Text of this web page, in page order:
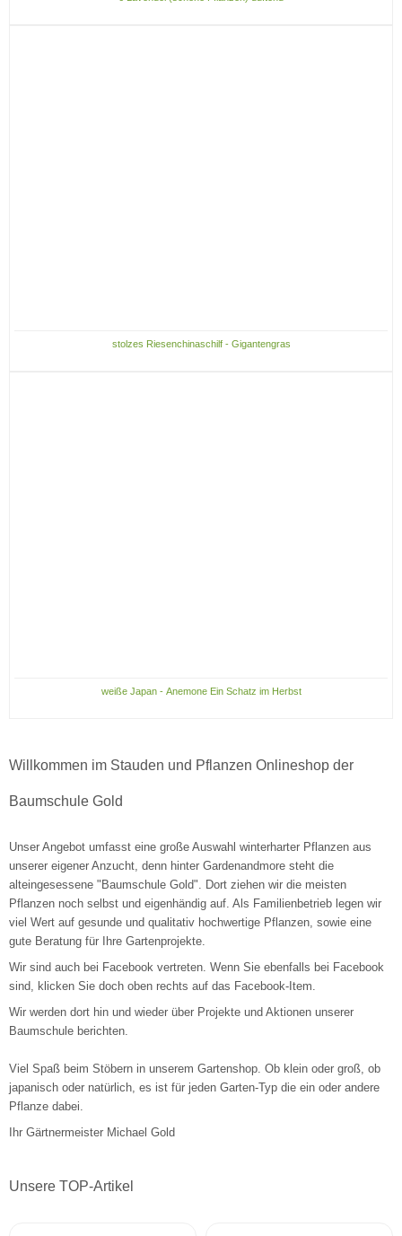
stolzes Riesenchinaschilf - Gigantengras
weiße Japan - Anemone Ein Schatz im Herbst
Willkommen im Stauden und Pflanzen Onlineshop der
Baumschule Gold
Unser Angebot umfasst eine große Auswahl winterharter Pflanzen aus
unserer eigener Anzucht, denn hinter Gardenandmore steht die
alteingesessene "Baumschule Gold". Dort ziehen wir die meisten
Pflanzen noch selbst und eigenhändig auf. Als Familienbetrieb legen wir
viel Wert auf gesunde und qualitativ hochwertige Pflanzen, sowie eine
gute Beratung für Ihre Gartenprojekte.
Wir sind auch bei Facebook vertreten. Wenn Sie ebenfalls bei Facebook
sind, klicken Sie doch oben rechts auf das Facebook-Item.
Wir werden dort hin und wieder über Projekte und Aktionen unserer
Baumschule berichten.
Viel Spaß beim Stöbern in unserem Gartenshop. Ob klein oder groß, ob
japanisch oder natürlich, es ist für jeden Garten-Typ die ein oder andere
Pflanze dabei.
Ihr Gärtnermeister Michael Gold
Unsere TOP-Artikel